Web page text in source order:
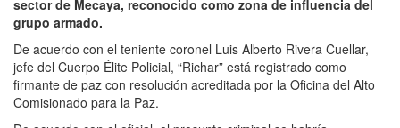
sector de Mecaya, reconocido como zona de influencia del
grupo armado.
De acuerdo con el teniente coronel Luis Alberto Rivera Cuellar,
jefe del Cuerpo Élite Policial, “Richar” está registrado como
firmante de paz con resolución acreditada por la Oficina del Alto
Comisionado para la Paz.